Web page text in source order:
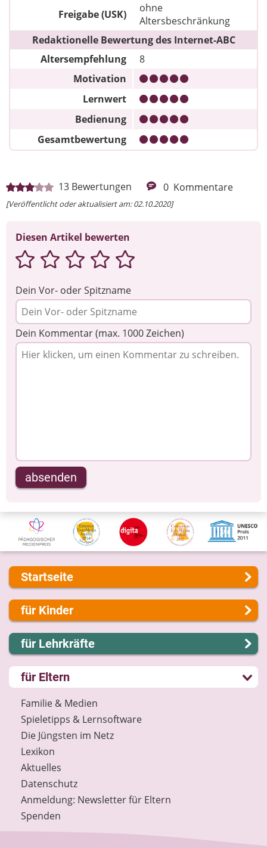
Freigabe (USK)
ohne
Altersbeschränkung
Redaktionelle Bewertung des Internet-ABC
Altersempfehlung
8
Motivation
Lernwert
Bedienung
Gesamtbewertung
13 Bewertungen 0 Kommentare
[Veröffentlicht oder aktualisiert am: 02.10.2020]
Diesen Artikel bewerten
Dein Vor- oder Spitzname
Dein Kommentar (max. 1000 Zeichen)
absenden
Startseite
Über uns
Presse
Kontakt
Impressum
Internet-ABC Sitemap
Barrierefreiheit
Länderprojekte
für Kinder
Lernen und Schule
Hobby und Freizeit
Spiel und Spaß
Mitreden und Mitmachen
Lexikon
Datenschutz
Newsletter
für Lehrkräfte
Lernmodule
Unterrichts­materialien
Internet-ABC-Schule
Praxishilfen
Aktuelles
Materialbestellung
Lexikon
Datenschutz
Newsletter
Spenden
für Eltern
Familie & Medien
Spieletipps & Lernsoftware
Die Jüngsten im Netz
Lexikon
Aktuelles
Datenschutz
Anmeldung: Newsletter für Eltern
Spenden